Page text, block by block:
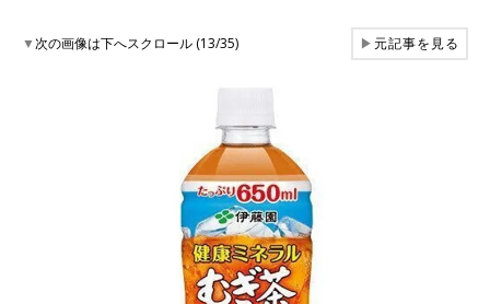
▼次の画像は下へスクロール (13/35) ▶元記事を見る